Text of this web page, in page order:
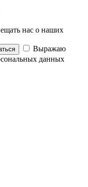
нас о наших
Выражаю
данных